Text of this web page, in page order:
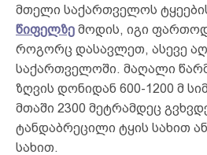
მთელი საქართველოს
წიფელზე მოდის, იგი
როგორც დასავლეთ, ასევე
საქართველოში. მაღალი
ზღვის დონიდან 600-1200 მ
მთაში 2300 მეტრამდეც
ტანდაბრეცილი ტყის სახით
სახით.